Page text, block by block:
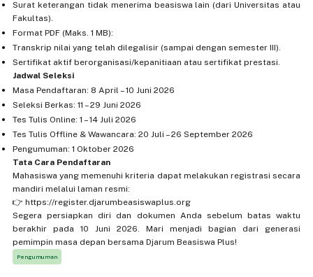
Surat keterangan tidak menerima beasiswa lain (dari Universitas atau
Fakultas).
Format PDF (Maks. 1 MB):
Transkrip nilai yang telah dilegalisir (sampai dengan semester III).
Sertifikat aktif berorganisasi/kepanitiaan atau sertifikat prestasi.
Jadwal Seleksi
Masa Pendaftaran: 8 April – 10 Juni 2026
Seleksi Berkas: 11 – 29 Juni 2026
Tes Tulis Online: 1 – 14 Juli 2026
Tes Tulis Offline & Wawancara: 20 Juli – 26 September 2026
Pengumuman: 1 Oktober 2026
Tata Cara Pendaftaran
Mahasiswa yang memenuhi kriteria dapat melakukan registrasi secara
mandiri melalui laman resmi:
👉 https://register.djarumbeasiswaplus.org
Segera persiapkan diri dan dokumen Anda sebelum batas waktu
berakhir pada 10 Juni 2026. Mari menjadi bagian dari generasi
pemimpin masa depan bersama Djarum Beasiswa Plus!
Pengumuman